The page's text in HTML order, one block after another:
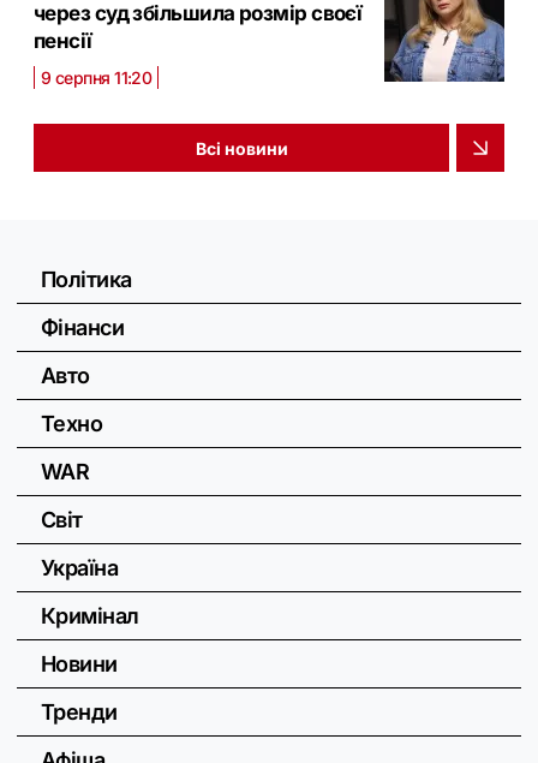
через суд збільшила розмір своєї
пенсії
9 серпня 11:20
Всі новини
Політика
Фінанси
Авто
Техно
WAR
Світ
Україна
Кримінал
Новини
Тренди